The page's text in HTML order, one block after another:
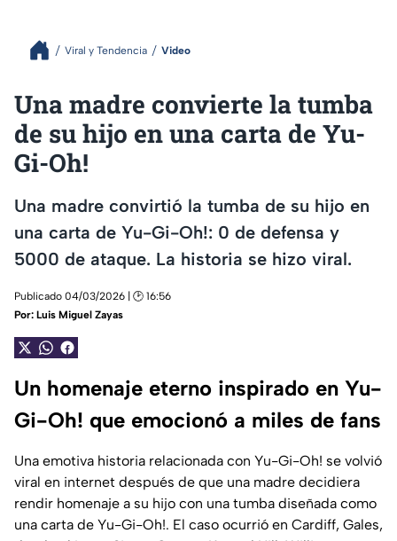
Viral y Tendencia Video
Una madre convierte la tumba
de su hijo en una carta de Yu-
Gi-Oh!
Una madre convirtió la tumba de su hijo en
una carta de Yu-Gi-Oh!: 0 de defensa y
5000 de ataque. La historia se hizo viral.
Publicado 04/03/2026 | 🕑 16:56
Por: Luis Miguel Zayas
Un homenaje eterno inspirado en Yu-
Gi-Oh! que emocionó a miles de fans
Una emotiva historia relacionada con Yu-Gi-Oh! se volvió
viral en internet después de que una madre decidiera
rendir homenaje a su hijo con una tumba diseñada como
una carta de Yu-Gi-Oh!. El caso ocurrió en Cardiff, Gales,